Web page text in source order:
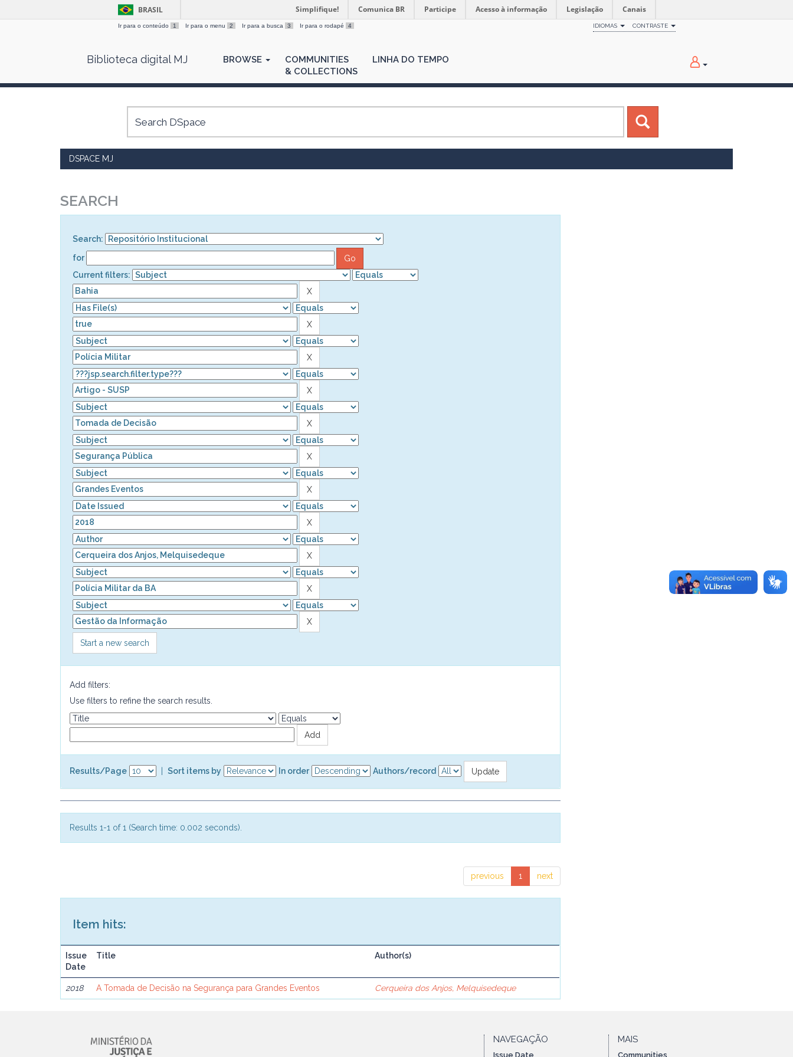
BRASIL Simplifique! Comunica BR Participe Acesso à informação Legislação Canais
Ir para o conteúdo 1 Ir para o menu 2 Ir para a busca 3 Ir para o rodapé 4 IDIOMAS CONTRASTE
Biblioteca digital MJ BROWSE
COMMUNITIES
& COLLECTIONS
LINHA DO TEMPO
DSPACE MJ
SEARCH
Search:
for
Current filters:
Start a new search
Add filters:
Use filters to refine the search results.
Results/Page Sort items by In order Authors/record
Results 1-1 of 1 (Search time: 0.002 seconds).
previous 1 next
Item hits:
Issue
Date
Title Author(s)
2018 A Tomada de Decisão na Segurança para Grandes Eventos Cerqueira dos Anjos, Melquisedeque
NAVEGAÇÃO
Issue Date
MAIS
Communities